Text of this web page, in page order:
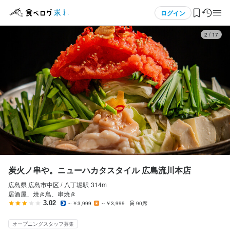
ログイン
ログイン・無料会員登録
食べログ求人TOP
求人検索
マイページ管理
気になる求人
検索履歴・保存した条件
3 / 17
炭火ノ串や。ニューハカタスタイル 広島流川本店
広島県 広島市中区 / 八丁堀駅 314m
居酒屋、焼き鳥、串焼き
3.02 ～￥3,999 ～￥3,999 90席
オープニングスタッフ募集
炭火ノ串や。ニューハカタスタイル 広島流川本店
店長候補・マネージャー
店長候補・マネージャー
月給250,000円〜
ボーナス・賞与あり 昇給あり 住宅手当あり
寮・社宅あり(住み込み)
交通費支給
家族手当あり 資格手当・スキル手当あり
インセンティブあり
退職金あり
給与手渡しOK 日払いOK 週払いOK 給与前払いOK
勤務時間
15:00~24:00(実働8h･休憩1h･シフト制･ ）営業時間によって変動
あり
時短社員制度あり
残業月20時間以下
応募画面へ進む